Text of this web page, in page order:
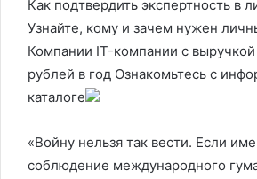
Как подтвердить экспертность в
Узнайте, кому и зачем нужен
Компании IT-компании с
рублей в год Ознакомьтесь с
каталоге
«Войну нельзя так вести. Если
соблюдение международного